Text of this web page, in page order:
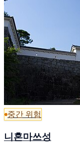
중간 위험
니혼마쓰성